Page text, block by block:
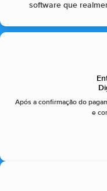
software que
Após a confirmação do
e